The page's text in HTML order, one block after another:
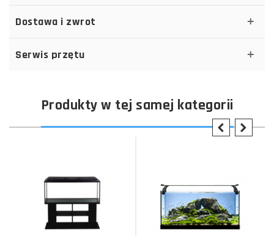
Dostawa i zwrot
Serwis przętu
Produkty w tej samej kategorii